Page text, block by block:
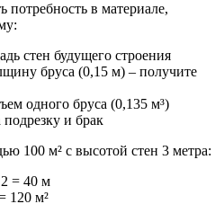
потребность в материале,
стен будущего строения
бруса (0,15 м) – получите
одного бруса (0,135 м³)
подрезку и брак
100 м² с высотой стен 3 метра:
= 40 м
120 м²